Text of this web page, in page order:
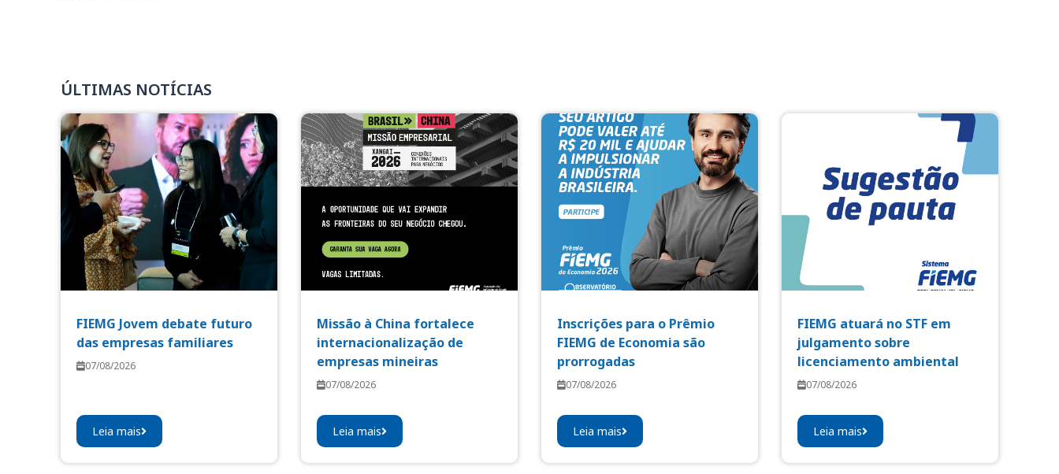
ÚLTIMAS NOTÍCIAS
FIEMG Jovem debate futuro
das empresas familiares
07/08/2026
Leia mais
Missão à China fortalece
internacionalização de
empresas mineiras
07/08/2026
Leia mais
Inscrições para o Prêmio
FIEMG de Economia são
prorrogadas
07/08/2026
Leia mais
FIEMG atuará no STF em
julgamento sobre
licenciamento ambiental
07/08/2026
Leia mais